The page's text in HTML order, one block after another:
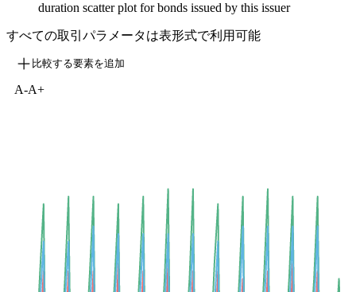
duration scatter plot for bonds issued by this issuer
すべての取引パラメータは表形式で利用可能
比較する要素を追加